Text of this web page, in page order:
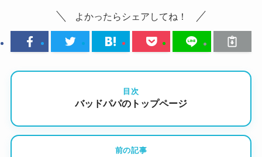
よかったらシェアしてね！
目次
バッドパパのトップページ
前の記事